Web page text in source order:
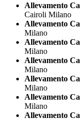
Allevamento
Cairoli Milano
Allevamento
Milano
Allevamento
Milano
Allevamento
Milano
Allevamento
Milano
Allevamento
Milano
Allevamento